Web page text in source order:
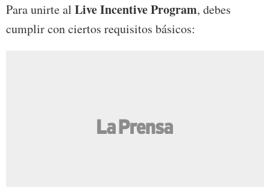
Para unirte al Live Incentive Program, debes
cumplir con ciertos requisitos básicos: